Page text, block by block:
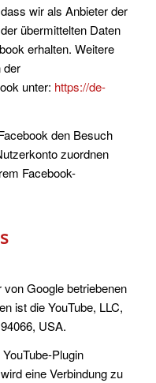
wir als Anbieter der
übermittelten Daten
erhalten. Weitere
der
unter: https://de-
den Besuch
zuordnen
Facebook-
Google betriebenen
ist die YouTube, LLC,
USA.
Plugin
eine Verbindung zu